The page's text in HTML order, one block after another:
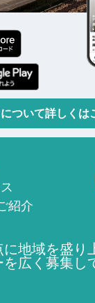
ついて詳しくは
紹介
に地域を盛り
広く募集し